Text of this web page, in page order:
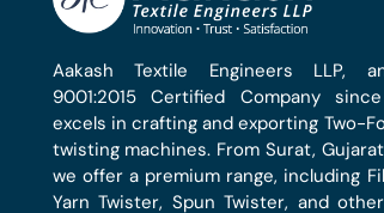
Aakash Textile Engineers LLP,
9001:2015 Certified Company
excels in crafting and exporting Two-
twisting machines. From Surat,
we offer a premium range, including
Yarn Twister, Spun Twister, and